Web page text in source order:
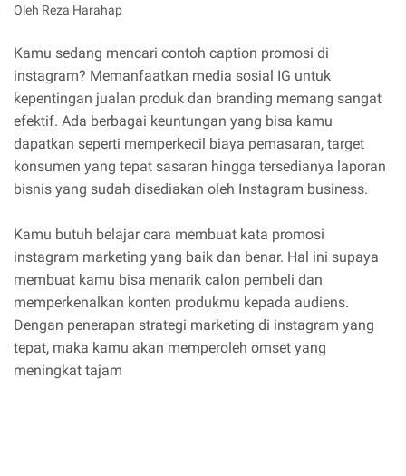
Oleh Reza Harahap
Kamu sedang mencari contoh caption promosi di
instagram? Memanfaatkan media sosial IG untuk
kepentingan jualan produk dan branding memang sangat
efektif. Ada berbagai keuntungan yang bisa kamu
dapatkan seperti memperkecil biaya pemasaran, target
konsumen yang tepat sasaran hingga tersedianya laporan
bisnis yang sudah disediakan oleh Instagram business.
Kamu butuh belajar cara membuat kata promosi
instagram marketing yang baik dan benar. Hal ini supaya
membuat kamu bisa menarik calon pembeli dan
memperkenalkan konten produkmu kepada audiens.
Dengan penerapan strategi marketing di instagram yang
tepat, maka kamu akan memperoleh omset yang
meningkat tajam